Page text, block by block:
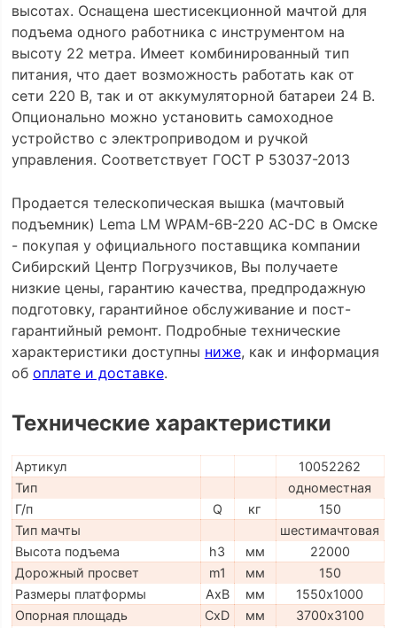
высотах. Оснащена шестисекционной мачтой для
подъема одного работника с инструментом на
высоту 22 метра. Имеет комбинированный тип
питания, что дает возможность работать как от
сети 220 В, так и от аккумуляторной батареи 24 В.
Опционально можно установить самоходное
устройство с электроприводом и ручкой
управления. Соответствует ГОСТ Р 53037-2013
Продается телескопическая вышка (мачтовый
подъемник) Lema LM WPAM-6B-220 AC-DC в Омске
- покупая у официального поставщика компании
Сибирский Центр Погрузчиков, Вы получаете
низкие цены, гарантию качества, предпродажную
подготовку, гарантийное обслуживание и пост-
гарантийный ремонт. Подробные технические
характеристики доступны ниже, как и информация
об оплате и доставке.
Технические характеристики
Артикул
10052262
Тип
одноместная
Г/п
Q кг
150
Тип мачты
шестимачтовая
Высота подъема
h3 мм
22000
Дорожный просвет
m1 мм
150
Размеры платформы
AxB мм
1550х1000
Опорная площадь
CxD мм
3700х3100